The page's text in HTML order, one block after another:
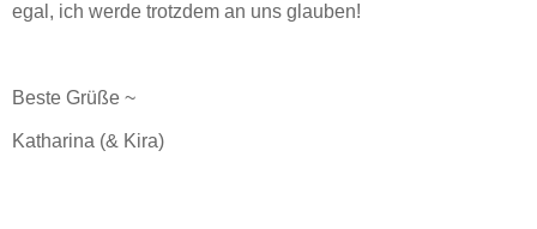
egal, ich werde trotzdem an uns glauben!
Beste Grüße ~
Katharina (& Kira)